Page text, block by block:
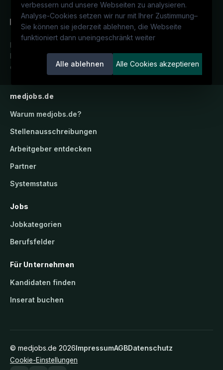
verbessern und unsere Webseiten zu analysieren.
Analyse-Cookies setzen wir nur mit Ihrer Zustimmung–
Sie können sie jederzeit ablehnen, die Webseite
funktioniert dann uneingeschränkt weiter
Alle ablehnen Alle Cookies akzeptieren
Deutschlands medizinisches
Karriereportal.Ein Service der
candidatis GmbH.
medjobs.de
Warum medjobs.de?
Stellenausschreibungen
Arbeitgeber entdecken
Partner
Systemstatus
Jobs
Jobkategorien
Berufsfelder
Für Unternehmen
Kandidaten finden
Inserat buchen
© medjobs.de 2026ImpressumAGBDatenschutz
Cookie-Einstellungen